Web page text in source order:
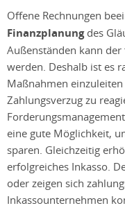
Offene Rechnungen
Finanzplanungdes
Außenständen kann
werden. Deshalb ist es
Maßnahmen
Zahlungsverzug zu
eine gute Möglichkeit,
sparen. Gleichzeitig
erfolgreiches Inkasso.
oder zeigen sich
Inkassounternehmen